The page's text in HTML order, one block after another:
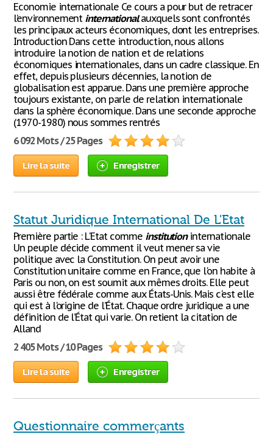
Economie internationale Ce cours a pour but de retracer
l’environnement internationalauxquels sont confrontés
les principaux acteurs économiques, dont les entreprises.
Introduction Dans cette introduction, nous allons
introduire la notion de nation et de relations
économiques internationales, dans un cadre classique. En
effet, depuis plusieurs décennies, la notion de
globalisation est apparue. Dans une première approche
toujours existante, on parle de relation internationale
dans la sphère économique. Dans une seconde approche
(1970-1980) nous sommes rentrés
6 092 Mots / 25 Pages
Lire la suite Enregistrer
Statut Juridique International De L'Etat
Première partie : L'Etat comme institutioninternationale
Un peuple décide comment il veut mener sa vie
politique avec la Constitution. On peut avoir une
Constitution unitaire comme en France, que l'on habite à
Paris ou non, on est soumit aux mêmes droits. Elle peut
aussi être fédérale comme aux États-Unis. Mais c'est elle
qui est à l'origine de l’État. Chaque ordre juridique a une
définition de l’État qui varie. On retient la citation de
Alland
2 405 Mots / 10 Pages
Lire la suite Enregistrer
Questionnaire commerçants